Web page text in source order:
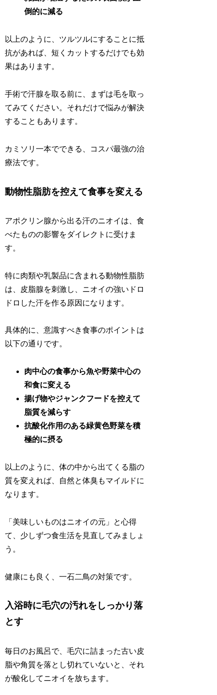
倒的に減る
以上のように、ツルツルにすることに抵
抗があれば、短くカットするだけでも効
果はあります。
手術で汗腺を取る前に、まずは毛を取っ
てみてください。それだけで悩みが解決
することもあります。
カミソリ一本でできる、コスパ最強の治
療法です。
動物性脂肪を控えて食事を変える
アポクリン腺から出る汗のニオイは、食
べたものの影響をダイレクトに受けま
す。
特に肉類や乳製品に含まれる動物性脂肪
は、皮脂腺を刺激し、ニオイの強いドロ
ドロした汗を作る原因になります。
具体的に、意識すべき食事のポイントは
以下の通りです。
肉中心の食事から魚や野菜中心の
和食に変える
揚げ物やジャンクフードを控えて
脂質を減らす
抗酸化作用のある緑黄色野菜を積
極的に摂る
以上のように、体の中から出てくる脂の
質を変えれば、自然と体臭もマイルドに
なります。
「美味しいものはニオイの元」と心得
て、少しずつ食生活を見直してみましょ
う。
健康にも良く、一石二鳥の対策です。
入浴時に毛穴の汚れをしっかり落
とす
毎日のお風呂で、毛穴に詰まった古い皮
脂や角質を落とし切れていないと、それ
が酸化してニオイを放ちます。